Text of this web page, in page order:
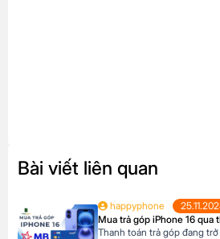
Bài viết liên quan
happyphone
Mua trả góp iPhone 16 qua
Thanh toán trả góp đang